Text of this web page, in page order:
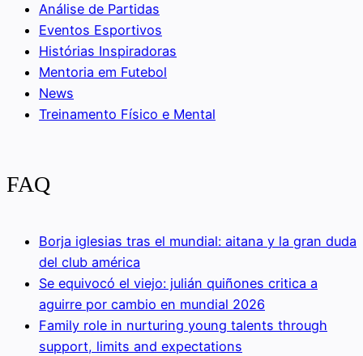
Análise de Partidas
Eventos Esportivos
Histórias Inspiradoras
Mentoria em Futebol
News
Treinamento Físico e Mental
FAQ
Borja iglesias tras el mundial: aitana y la gran duda
del club américa
Se equivocó el viejo: julián quiñones critica a
aguirre por cambio en mundial 2026
Family role in nurturing young talents through
support, limits and expectations